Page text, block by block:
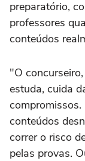
preparatório,
professores
conteúdos
"O
estuda, cuida
compromissos.
conteúdos
correr o risco
pelas provas.